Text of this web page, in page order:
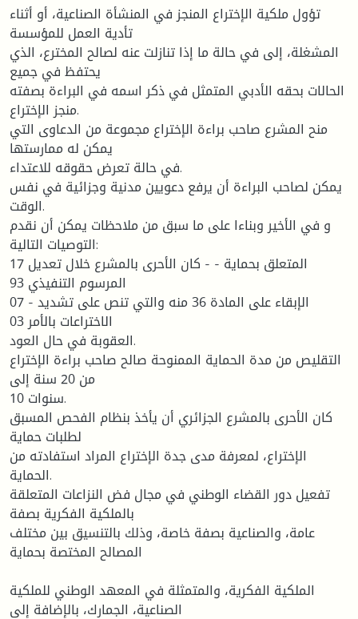
تؤول ملكية الإختراع المنجز في المنشأة الصناعية، أو أثناء
تأدية العمل للمؤسسة
المشغلة، إلى في حالة ما إذا تنازلت عنه لصالح المخترع، الذي
يحتفظ في جميع
الحالات بحقه الأدبي المتمثل في ذكر اسمه في البراءة بصفته
منجز الإختراع.
منح المشرع صاحب براءة الإختراع مجموعة من الدعاوى التي
يمكن له ممارستها
في حالة تعرض حقوقه للاعتداء.
يمكن لصاحب البراءة أن يرفع دعويين مدنية وجزائية في نفس
الوقت.
و في الأخير وبناءا على ما سبق من ملاحظات يمكن أن نقدم
التوصيات التالية:
17 المتعلق بحماية - - كان الأحرى بالمشرع خلال تعديل
المرسوم التنفيذي 93
07 الإبقاء على المادة 36 منه والتي تنص على تشديد -
الاختراعات بالأمر 03
العقوبة في حال العود.
التقليص من مدة الحماية الممنوحة صالح صاحب براءة الإختراع
من 20 سنة إلى
10 سنوات.
كان الأحرى بالمشرع الجزائري أن يأخذ بنظام الفحص المسبق
لطلبات حماية
الإختراع، لمعرفة مدى جدة الإختراع المراد استفادته من
الحماية.
تفعيل دور القضاء الوطني في مجال فض النزاعات المتعلقة
بالملكية الفكرية بصفة
عامة، والصناعية بصفة خاصة، وذلك بالتنسيق بين مختلف
المصالح المختصة بحماية
الملكية الفكرية، والمتمثلة في المعهد الوطني للملكية
الصناعية، الجمارك، بالإضافة إلى